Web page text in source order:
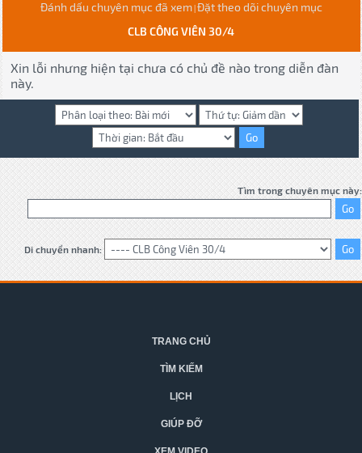
Đánh dấu chuyên mục đã xem| Đặt theo dõi chuyên mục
CLB CÔNG VIÊN 30/4
Xin lỗi nhưng hiện tại chưa có chủ đề nào trong diễn đàn
này.
Tìm trong chuyên mục này:
Di chuyển nhanh:
TRANG CHỦ
TÌM KIẾM
LỊCH
GIÚP ĐỠ